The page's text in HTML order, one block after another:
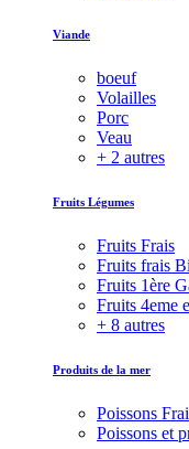
Viande
boeuf
Volailles
Porc
Veau
+ 2 autres
Fruits Légumes
Fruits Frais
Fruits frais
Fruits 1ère
Fruits 4eme
+ 8 autres
Produits de la mer
Poissons
Poissons et